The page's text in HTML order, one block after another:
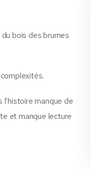
bois des brumes
manque de
et manque lecture